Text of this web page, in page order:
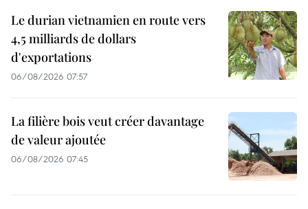
Le durian vietnamien en route vers
4,5 milliards de dollars
d'exportations
06/08/2026 07:57
La filière bois veut créer davantage
de valeur ajoutée
06/08/2026 07:45